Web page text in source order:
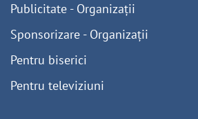
Publicitate - Organizații
Sponsorizare - Organizații
Pentru biserici
Pentru televiziuni